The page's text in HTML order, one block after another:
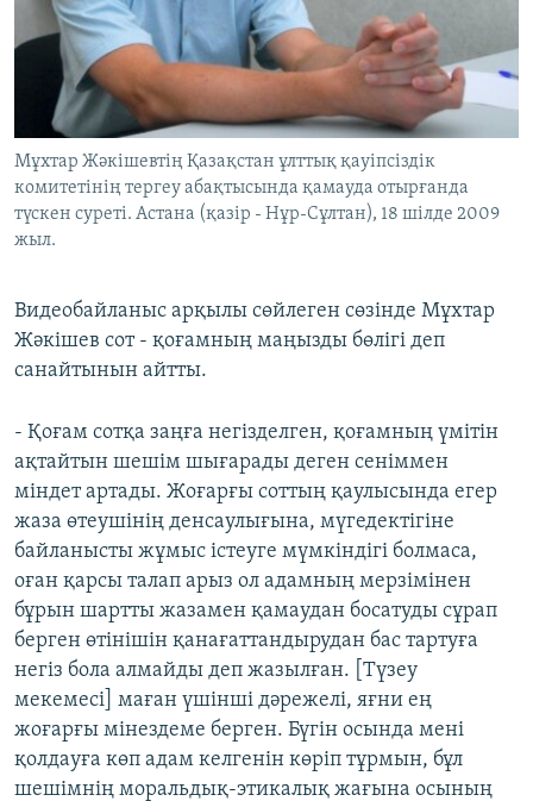
Мұхтар Жәкішевтің Қазақстан ұлттық қауіпсіздік
комитетінің тергеу абақтысында қамауда отырғанда
түскен суреті. Астана (қазір - Нұр-Сұлтан), 18 шілде 2009
жыл.
Видеобайланыс арқылы сөйлеген сөзінде Мұхтар
Жәкішев сот - қоғамның маңызды бөлігі деп
санайтынын айтты.
- Қоғам сотқа заңға негізделген, қоғамның үмітін
ақтайтын шешім шығарады деген сеніммен
міндет артады. Жоғарғы соттың қаулысында егер
жаза өтеушінің денсаулығына, мүгедектігіне
байланысты жұмыс істеуге мүмкіндігі болмаса,
оған қарсы талап арыз ол адамның мерзімінен
бұрын шартты жазамен қамаудан босатуды сұрап
берген өтінішін қанағаттандырудан бас тартуға
негіз бола алмайды деп жазылған. [Түзеу
мекемесі] маған үшінші дәрежелі, яғни ең
жоғарғы мінездеме берген. Бүгін осында мені
қолдауға көп адам келгенін көріп тұрмын, бұл
шешімнің моральдық-этикалық жағына осының